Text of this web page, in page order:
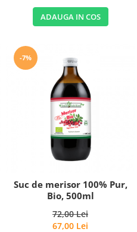
ADAUGA IN COS
-7%
Suc de merisor 100% Pur,
Bio, 500ml
72,00 Lei
67,00 Lei